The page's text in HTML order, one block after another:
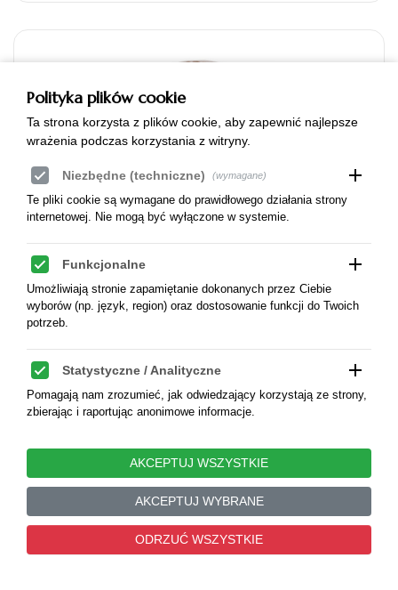
Rosja, Elżbieta 1741-1762. Połuszka
(1/4 kopiejki) 1749, Moskwa - NGC
UNC Details
Rosja, Elżbieta 1741-1762. Połuszka (1/4 kopiejki)
piękny menniczy egzemplarz, moneta praktycznie
niespotykana w tak wyśmienitym stanie
zachowania
4605182RMA
1 250,00 zł
Polityka plików cookie
Ta strona korzysta z plików cookie, aby zapewnić najlepsze
wrażenia podczas korzystania z witryny.
Niezbędne (techniczne) (wymagane) add
Te pliki cookie są wymagane do prawidłowego działania strony
internetowej. Nie mogą być wyłączone w systemie.
Funkcjonalne add
Umożliwiają stronie zapamiętanie dokonanych przez Ciebie
wyborów (np. język, region) oraz dostosowanie funkcji do Twoich
potrzeb.
Statystyczne / Analityczne add
Pomagają nam zrozumieć, jak odwiedzający korzystają ze strony,
zbierając i raportując anonimowe informacje.
Marketingowe / Reklamowe
Służą do śledzenia użytkowników między witrynami, aby
wyświetlać trafne i dopasowane reklamy.
Nieskategoryzowane
AKCEPTUJ WSZYSTKIE
AKCEPTUJ WYBRANE
ODRZUĆ WSZYSTKIE